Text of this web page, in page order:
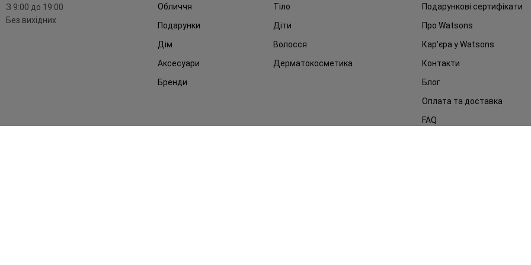
З 9:00 до 19:00
Без вихідних
Обличчя
Тіло
Подарунки
Діти
Дім
Волосся
Аксесуари
Дерматокосметика
Бренди
Подарункові сертифікати
Про Watsons
Кар'єра у Watsons
Контакти
Блог
Оплата та доставка
FAQ